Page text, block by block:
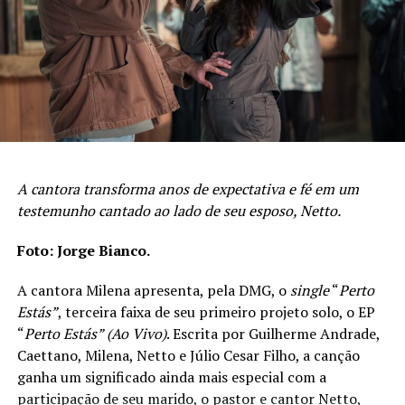
A cantora transforma anos de expectativa e fé em um
testemunho cantado ao lado de seu esposo, Netto.
Foto: Jorge Bianco.
A cantora Milena apresenta, pela DMG, o single“Perto
Estás”, terceira faixa de seu primeiro projeto solo, o EP
“Perto Estás” (Ao Vivo). Escrita por Guilherme Andrade,
Caettano, Milena, Netto e Júlio Cesar Filho, a canção
ganha um significado ainda mais especial com a
participação de seu marido, o pastor e cantor Netto,